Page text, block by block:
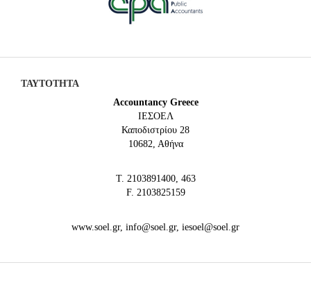
ΤΑΥΤΟΤΗΤΑ
Accountancy Greece
IEΣΟΕΛ
Καποδιστρίου 28
10682, Αθήνα
Τ. 2103891400, 463
F. 2103825159
www.soel.gr, info@soel.gr, iesoel@soel.gr